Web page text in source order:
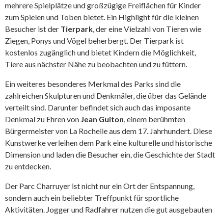
mehrere Spielplätze und großzügige Freiflächen für Kinder
zum Spielen und Toben bietet. Ein Highlight für die kleinen
Besucher ist der Tierpark, der eine Vielzahl von Tieren wie
Ziegen, Ponys und Vögel beherbergt. Der Tierpark ist
kostenlos zugänglich und bietet Kindern die Möglichkeit,
Tiere aus nächster Nähe zu beobachten und zu füttern.
Ein weiteres besonderes Merkmal des Parks sind die
zahlreichen Skulpturen und Denkmäler, die über das Gelände
verteilt sind. Darunter befindet sich auch das imposante
Denkmal zu Ehren von Jean Guiton, einem berühmten
Bürgermeister von La Rochelle aus dem 17. Jahrhundert. Diese
Kunstwerke verleihen dem Park eine kulturelle und historische
Dimension und laden die Besucher ein, die Geschichte der Stadt
zu entdecken.
Der Parc Charruyer ist nicht nur ein Ort der Entspannung,
sondern auch ein beliebter Treffpunkt für sportliche
Aktivitäten. Jogger und Radfahrer nutzen die gut ausgebauten